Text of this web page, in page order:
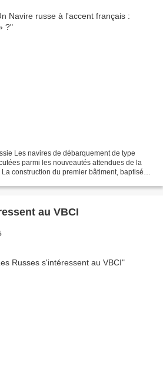
Les navires de débarquement de type
parmi les nouveautés attendues de la
construction du premier bâtiment, baptisé
au VBCI